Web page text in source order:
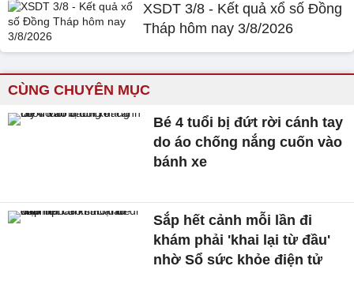
XSDT 3/8 - Kết quả xổ số Đồng
Tháp hôm nay 3/8/2026
CÙNG CHUYÊN MỤC
Bé 4 tuổi bị đứt rời cánh tay
do áo chống nắng cuốn vào
bánh xe
Sắp hết cảnh mỗi lần đi
khám phải 'khai lại từ đầu'
nhờ Sổ sức khỏe điện tử